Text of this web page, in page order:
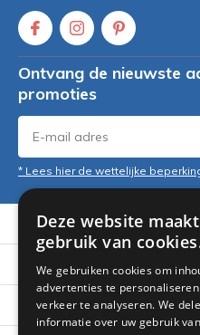
Ontvang de nieuwste
promoties
* Lees hier de wettelijke
Klantenservice
Mijn account
Categorieën
Deze website maakt
gebruik van
We gebruiken cookies om
advertenties te
verkeer te analyseren. We
informatie over uw gebruik